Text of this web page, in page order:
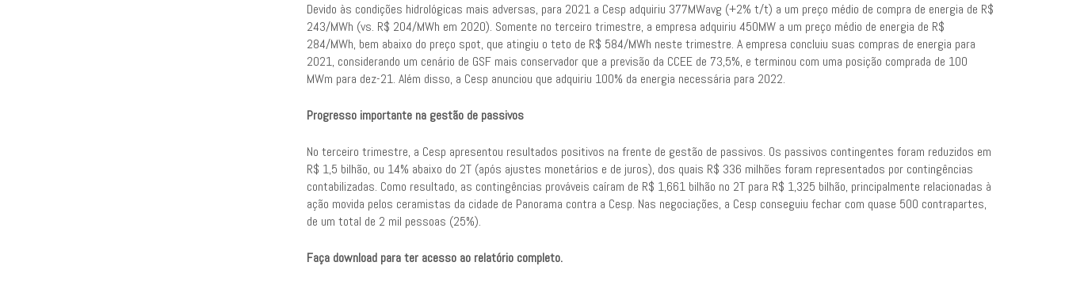
Devido às condições hidrológicas mais adversas, para 2021 a Cesp adquiriu 377MWavg (+2% t/t) a um preço médio de compra de energia de R$
243/MWh (vs. R$ 204/MWh em 2020). Somente no terceiro trimestre, a empresa adquiriu 450MW a um preço médio de energia de R$
284/MWh, bem abaixo do preço spot, que atingiu o teto de R$ 584/MWh neste trimestre. A empresa concluiu suas compras de energia para
2021, considerando um cenário de GSF mais conservador que a previsão da CCEE de 73,5%, e terminou com uma posição comprada de 100
MWm para dez-21. Além disso, a Cesp anunciou que adquiriu 100% da energia necessária para 2022.
Progresso importante na gestão de passivos
No terceiro trimestre, a Cesp apresentou resultados positivos na frente de gestão de passivos. Os passivos contingentes foram reduzidos em
R$ 1,5 bilhão, ou 14% abaixo do 2T (após ajustes monetários e de juros), dos quais R$ 336 milhões foram representados por contingências
contabilizadas. Como resultado, as contingências prováveis caíram de R$ 1,661 bilhão no 2T para R$ 1,325 bilhão, principalmente relacionadas à
ação movida pelos ceramistas da cidade de Panorama contra a Cesp. Nas negociações, a Cesp conseguiu fechar com quase 500 contrapartes,
de um total de 2 mil pessoas (25%).
Faça download para ter acesso ao relatório completo.